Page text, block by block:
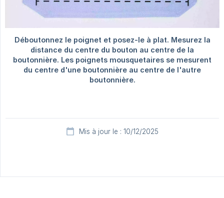
Mis à jour le : 10/12/2025